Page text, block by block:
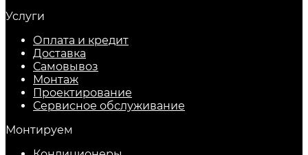
Услуги
Оплата и кредит
Доставка
Самовывоз
Монтаж
Проектирование
Сервисное обслуживание
Монтируем